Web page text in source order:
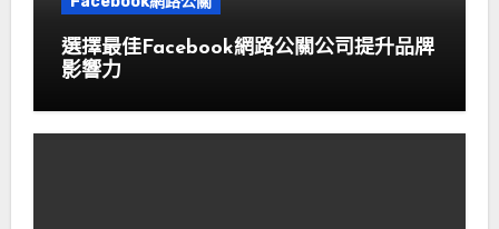
選擇最佳Facebook網路公關公司提升品牌
影響力